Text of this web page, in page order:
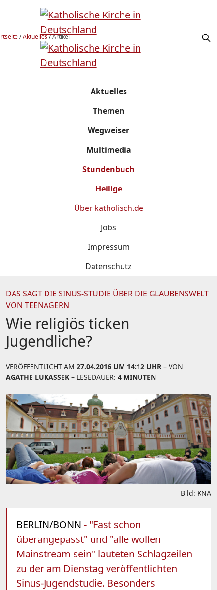
/Aktuelles/Artikel
Aktuelles
Themen
Wegweiser
Multimedia
Stundenbuch
Heilige
Über katholisch.de
Jobs
Impressum
Datenschutz
DAS SAGT DIE SINUS-STUDIE ÜBER DIE GLAUBENSWELT
VON TEENAGERN
Wie religiös ticken
Jugendliche?
VERÖFFENTLICHT AM 27.04.2016 UM 14:12 UHR – VON
AGATHE LUKASSEK – LESEDAUER: 4 MINUTEN
Bild: KNA
BERLIN/BONN - "Fast schon
überangepasst" und "alle wollen
Mainstream sein" lauteten Schlagzeilen
zu der am Dienstag veröffentlichten
Sinus-Jugendstudie. Besonders